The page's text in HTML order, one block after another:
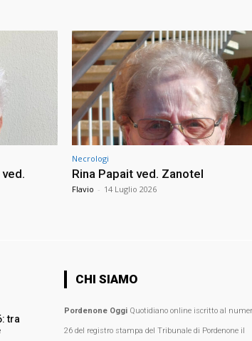
Necrologi
Rina Papait ved. Zanotel
Flavio - 14 Luglio 2026
tra
CHI SIAMO
Pordenone OggiQuotidiano online iscritto al
26 del registro stampa del Tribunale di Pordenone il